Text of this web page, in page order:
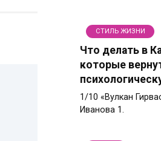
СТИЛЬ ЖИЗНИ
Что делать в
которые
1/10 «Вулкан
Иванова 1.